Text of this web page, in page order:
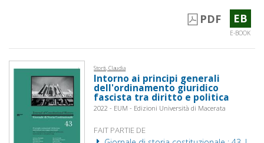
PDF EB
E-BOOK
Storti, Claudia
Intorno ai principi generali
dell'ordinamento giuridico
fascista tra diritto e politica
2022 - EUM - Edizioni Università di Macerata
FAIT PARTIE DE